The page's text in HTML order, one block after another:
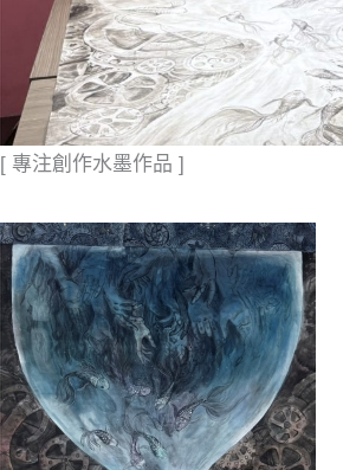
[ 專注創作水墨作品 ]